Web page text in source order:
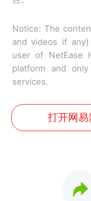
Notice: The
and videos if
user of NetEase
platform and
services.
打开网